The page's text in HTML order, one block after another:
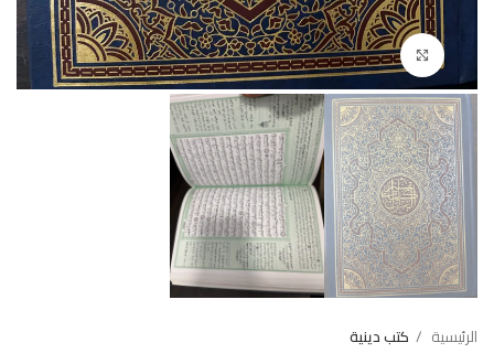
Click to enlarge
الرئيسية كتب دينية